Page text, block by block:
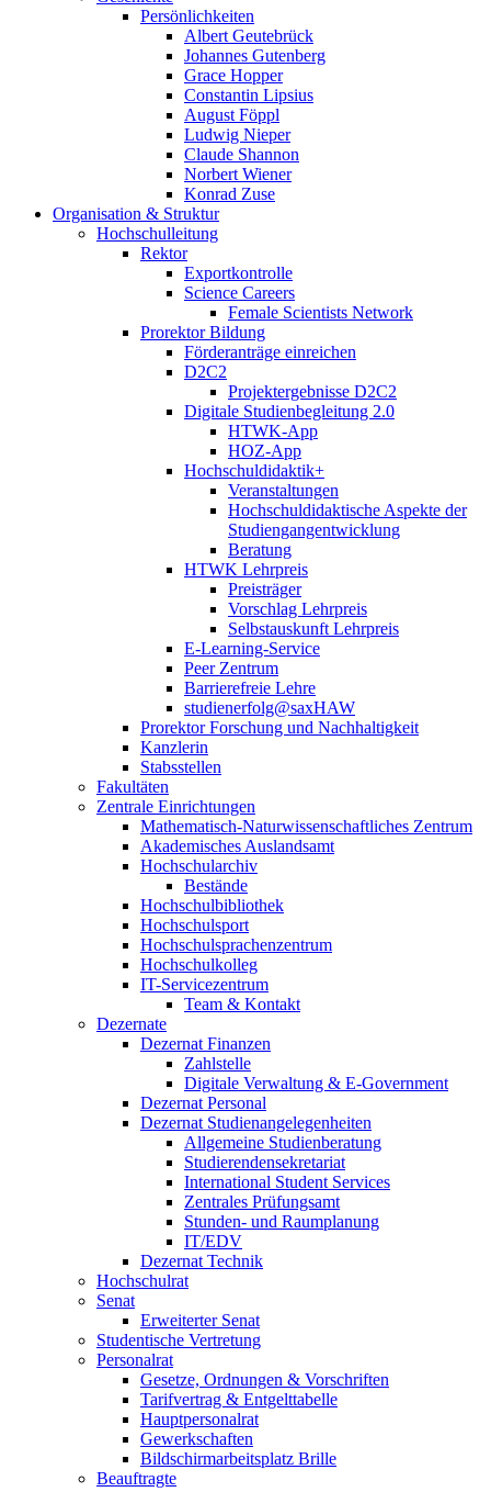
Persönlichkeiten
Albert Geutebrück
Johannes Gutenberg
Grace Hopper
Constantin Lipsius
August Föppl
Ludwig Nieper
Claude Shannon
Norbert Wiener
Konrad Zuse
Organisation & Struktur
Hochschulleitung
Rektor
Exportkontrolle
Science Careers
Female Scientists Network
Prorektor Bildung
Förderanträge einreichen
D2C2
Projektergebnisse D2C2
Digitale Studienbegleitung 2.0
HTWK-App
HOZ-App
Hochschuldidaktik+
Veranstaltungen
Hochschuldidaktische Aspekte der
Studiengangentwicklung
Beratung
HTWK Lehrpreis
Preisträger
Vorschlag Lehrpreis
Selbstauskunft Lehrpreis
E-Learning-Service
Peer Zentrum
Barrierefreie Lehre
studienerfolg@saxHAW
Prorektor Forschung und Nachhaltigkeit
Kanzlerin
Stabsstellen
Fakultäten
Zentrale Einrichtungen
Mathematisch-Naturwissenschaftliches Zentrum
Akademisches Auslandsamt
Hochschularchiv
Bestände
Hochschulbibliothek
Hochschulsport
Hochschulsprachenzentrum
Hochschulkolleg
IT-Servicezentrum
Team & Kontakt
Dezernate
Dezernat Finanzen
Zahlstelle
Digitale Verwaltung & E-Government
Dezernat Personal
Dezernat Studienangelegenheiten
Allgemeine Studienberatung
Studierendensekretariat
International Student Services
Zentrales Prüfungsamt
Stunden- und Raumplanung
IT/EDV
Dezernat Technik
Hochschulrat
Senat
Erweiterter Senat
Studentische Vertretung
Personalrat
Gesetze, Ordnungen & Vorschriften
Tarifvertrag & Entgelttabelle
Hauptpersonalrat
Gewerkschaften
Bildschirmarbeitsplatz Brille
Beauftragte